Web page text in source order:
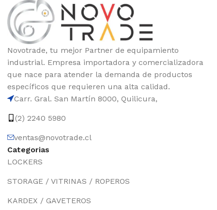
Novotrade, tu mejor Partner de equipamiento
industrial. Empresa importadora y comercializadora
que nace para atender la demanda de productos
específicos que requieren una alta calidad.
Carr. Gral. San Martín 8000, Quilicura,
(2) 2240 5980
ventas@novotrade.cl
Categorias
LOCKERS
STORAGE / VITRINAS / ROPEROS
KARDEX / GAVETEROS